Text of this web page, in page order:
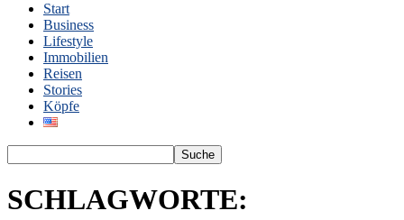
Start
Business
Lifestyle
Immobilien
Reisen
Stories
Köpfe
SCHLAGWORTE: